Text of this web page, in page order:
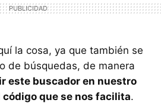
la cosa, ya que también se
de búsquedas, de manera
este buscador en nuestro
que se nos facilita.